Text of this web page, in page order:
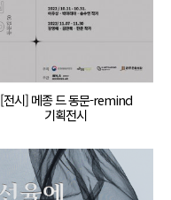
[전시] 메종 드 동문-remind
기획전시